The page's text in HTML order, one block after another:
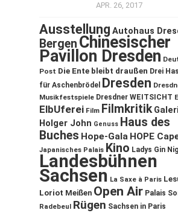
APR. 26, 2017
Ausstellung Autohaus
Bergen Chinesischer
Pavillon Dresden
Post Die Ente bleibt draußen Drei
für Aschenbrödel
Dresden
Musikfestspiele Dresdner WEITSICHT
ElbUferei Film Filmkritik
Holger John Genuss Haus des
Buches Hope-Gala HOPE
Japanisches Palais Kino Ladys Gin
Landesbühnen
Sachsen La Saxe à Paris
Loriot Meißen Open Air Palais
Radebeul Rügen Sachsen in Paris